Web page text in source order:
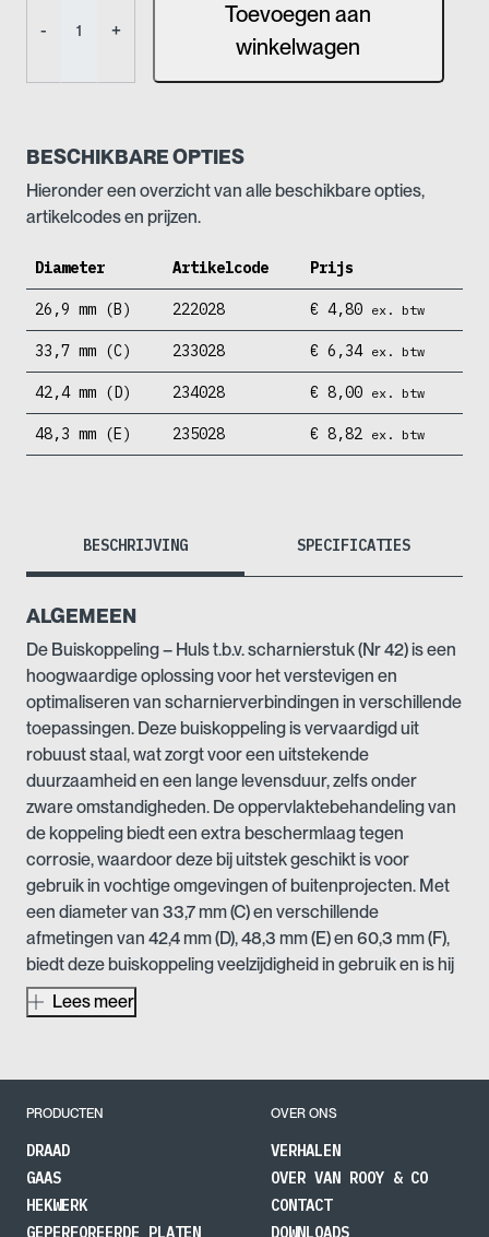
-
42)
+
Toevoegen aan
winkelwagen
BESCHIKBARE OPTIES
Hieronder een overzicht van alle beschikbare opties,
artikelcodes en prijzen.
Diameter Artikelcode Prijs
26,9 mm (B) 222028 € 4,80 ex. btw
33,7 mm (C) 233028 € 6,34 ex. btw
42,4 mm (D) 234028 € 8,00 ex. btw
48,3 mm (E) 235028 € 8,82 ex. btw
BESCHRIJVING SPECIFICATIES
ALGEMEEN
De Buiskoppeling – Huls t.b.v. scharnierstuk (Nr 42) is een
hoogwaardige oplossing voor het verstevigen en
optimaliseren van scharnierverbindingen in verschillende
toepassingen. Deze buiskoppeling is vervaardigd uit
robuust staal, wat zorgt voor een uitstekende
duurzaamheid en een lange levensduur, zelfs onder
zware omstandigheden. De oppervlaktebehandeling van
de koppeling biedt een extra beschermlaag tegen
corrosie, waardoor deze bij uitstek geschikt is voor
gebruik in vochtige omgevingen of buitenprojecten. Met
een diameter van 33,7 mm (C) en verschillende
afmetingen van 42,4 mm (D), 48,3 mm (E) en 60,3 mm (F),
biedt deze buiskoppeling veelzijdigheid in gebruik en is hij
perfect voor toepassingen in de bouw, industrie en
agrarische sector.
zorgt ervoor dat scharnierverbindingen betrouwbaar en
stabiel zijn, wat essentieel is voor de veiligheid en
Lees meer
PRODUCTEN
DRAAD
GAAS
HEKWERK
GEPERFOREERDE PLATEN
OVER ONS
VERHALEN
OVER VAN ROOY & CO
CONTACT
DOWNLOADS